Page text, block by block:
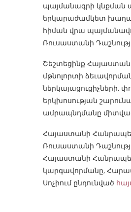
պայմանագրի կնքման
երկարաժամկետ
հիման վրա
Ռուսաստանի
Շեշտեցինք
մթնոլորտի
ներկայացուցիչների,
երկխոսության
ամրապնդմանը
Հայաստանի
Ռուսաստանի
Հայաստանի
կարգավորմանը,
Սոչիում ընդունված